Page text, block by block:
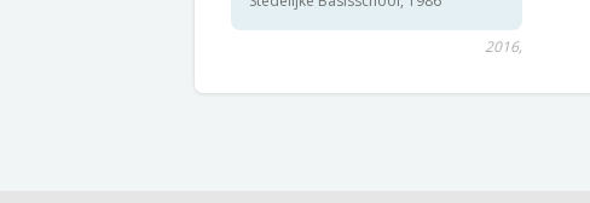
2016,